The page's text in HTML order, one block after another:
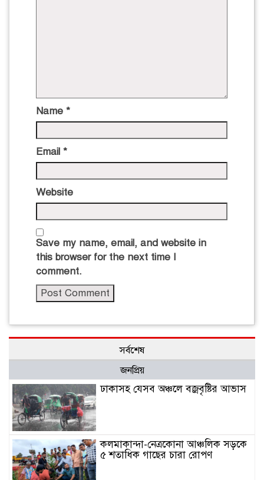
Name *
Email *
Website
Save my name, email, and website in
this browser for the next time I
comment.
সর্বশেষ
জনপ্রিয়
ঢাকাসহ যেসব অঞ্চলে বজ্রবৃষ্টির আভাস
কলমাকান্দা-নেত্রকোনা আঞ্চলিক সড়কে
৫ শতাধিক গাছের চারা রোপণ